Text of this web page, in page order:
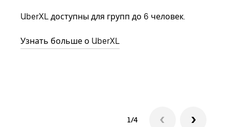
UberXL доступны для групп до 6 человек.
Узнать больше о UberXL
1/4